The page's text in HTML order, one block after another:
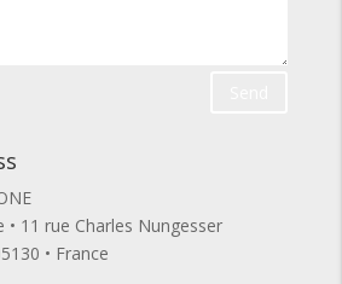
• 11 rue Charles Nungesser
• France